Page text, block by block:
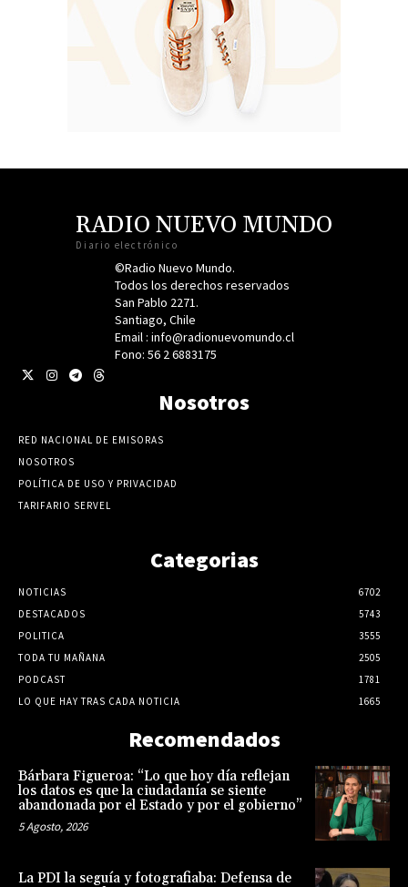
RADIO NUEVO MUNDO
Diario electrónico
©Radio Nuevo Mundo.
Todos los derechos reservados
San Pablo 2271.
Santiago, Chile
Email : info@radionuevomundo.cl
Fono: 56 2 6883175
Nosotros
RED NACIONAL DE EMISORAS
NOSOTROS
POLÍTICA DE USO Y PRIVACIDAD
TARIFARIO SERVEL
Categorias
NOTICIAS
6702
DESTACADOS
5743
POLITICA
3555
TODA TU MAÑANA
2505
PODCAST
1781
LO QUE HAY TRAS CADA NOTICIA
1665
Recomendados
Bárbara Figueroa: “Lo que hoy día reflejan
los datos es que la ciudadanía se siente
abandonada por el Estado y por el gobierno”
5 Agosto, 2026
La PDI la seguía y fotografiaba: Defensa de